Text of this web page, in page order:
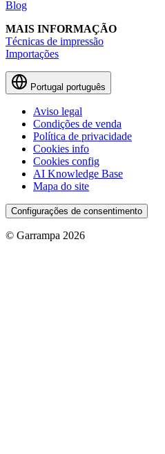
Blog
MAIS INFORMAÇÃO
Técnicas de impressão
Importações
Portugal português
Aviso legal
Condições de venda
Política de privacidade
Cookies info
Cookies config
AI Knowledge Base
Mapa do site
Configurações de consentimento
© Garrampa 2026